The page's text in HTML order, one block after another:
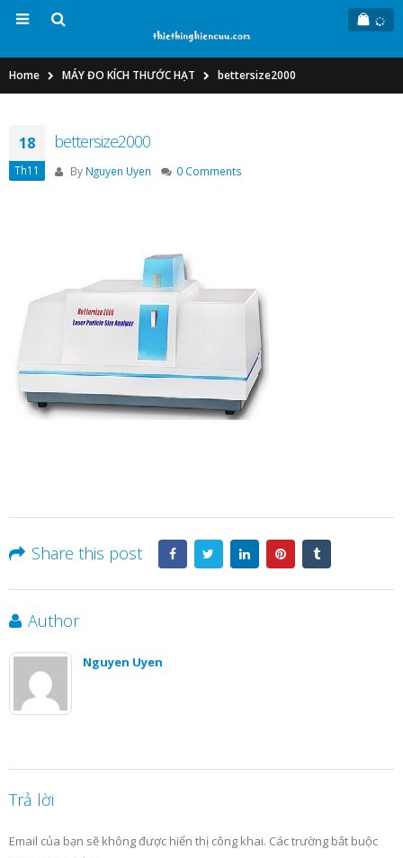
Home MÁY ĐO KÍCH THƯỚC HẠT bettersize2000
18
Th11
bettersize2000
By Nguyen Uyen 0 Comments
Share this post
Author
Nguyen Uyen
Trả lời
Email của bạn sẽ không được hiển thị công khai. Các trường bắt buộc